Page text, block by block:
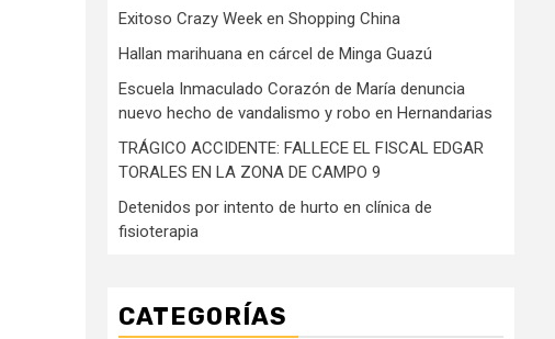
Exitoso Crazy Week en Shopping China
Hallan marihuana en cárcel de Minga Guazú
Escuela Inmaculado Corazón de María denuncia
nuevo hecho de vandalismo y robo en Hernandarias
TRÁGICO ACCIDENTE: FALLECE EL FISCAL EDGAR
TORALES EN LA ZONA DE CAMPO 9
Detenidos por intento de hurto en clínica de
fisioterapia
CATEGORÍAS